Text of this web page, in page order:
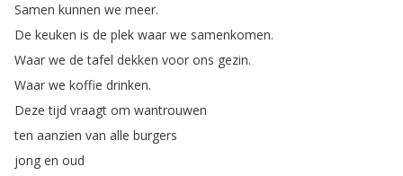
Samen kunnen we meer.
De keuken is de plek waar we samenkomen.
Waar we de tafel dekken voor ons gezin.
Waar we koffie drinken.
Deze tijd vraagt om wantrouwen
ten aanzien van alle burgers
jong en oud